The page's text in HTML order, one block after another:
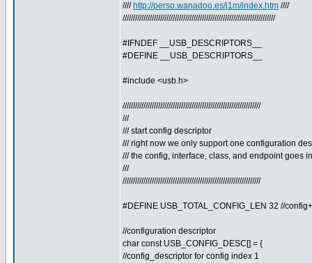
//// http://perso.wanadoo.es/j1m/index.htm ////
/////////////////////////////////////////////////////////////////////////
#IFNDEF __USB_DESCRIPTORS__
#DEFINE __USB_DESCRIPTORS__
#include <usb.h>
//////////////////////////////////////////////////////////////////
///
/// start config descriptor
/// right now we only support one configuration
/// the config, interface, class, and endpoint goes
///
//////////////////////////////////////////////////////////////////
#DEFINE USB_TOTAL_CONFIG_LEN 32 //
//configuration descriptor
char const USB_CONFIG_DESC[] = {
//config_descriptor for config index 1